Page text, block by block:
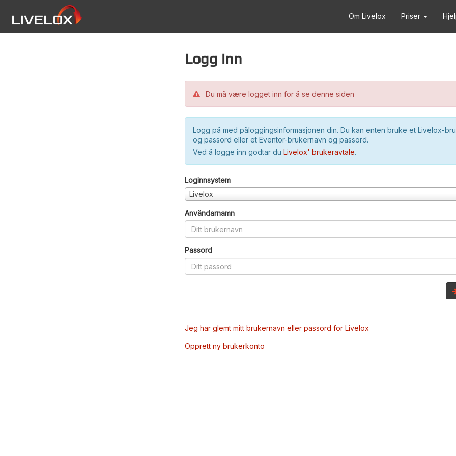
Om Livelox Priser
Logg inn
Du må være logget inn for å se denne siden
Logg på med påloggingsinformasjonen din. Du kan enten bruke et Livelox-
og passord eller et Eventor-brukernavn og passord.
Ved å logge inn godtar du Livelox' brukeravtale.
Loginnsystem
Livelox
Användarnamn
Passord
Jeg har glemt mitt brukernavn eller passord for Livelox
Opprett ny brukerkonto